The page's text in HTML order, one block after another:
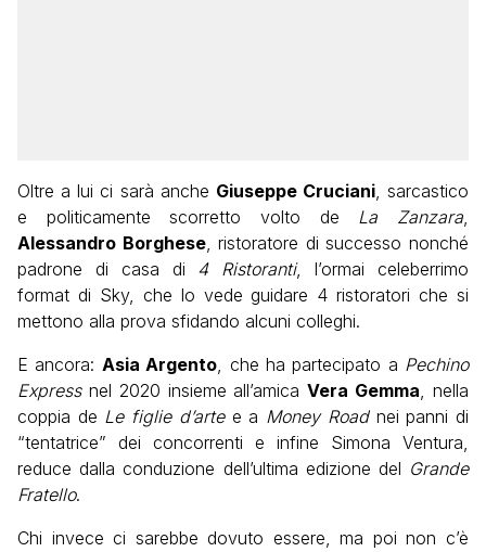
Oltre a lui ci sarà anche Giuseppe Cruciani, sarcastico
e politicamente scorretto volto de La Zanzara,
Alessandro Borghese, ristoratore di successo nonché
padrone di casa di 4 Ristoranti, l’ormai celeberrimo
format di Sky, che lo vede guidare 4 ristoratori che si
mettono alla prova sfidando alcuni colleghi.
E ancora: Asia Argento, che ha partecipato a Pechino
Expressnel 2020 insieme all’amicaVera Gemma, nella
coppia de Le figlie d’artee a Money Roadnei panni di
“tentatrice” dei concorrenti e infine Simona Ventura,
reduce dalla conduzione dell’ultima edizione del Grande
Fratello.
Chi invece ci sarebbe dovuto essere, ma poi non c’è